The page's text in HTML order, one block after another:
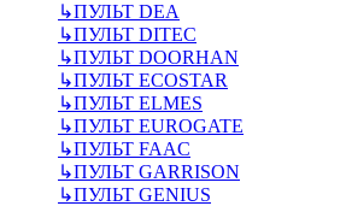
↳ПУЛЬТ DEA
↳ПУЛЬТ DITEC
↳ПУЛЬТ DOORHAN
↳ПУЛЬТ ECOSTAR
↳ПУЛЬТ ELMES
↳ПУЛЬТ EUROGATE
↳ПУЛЬТ FAAC
↳ПУЛЬТ GARRISON
↳ПУЛЬТ GENIUS